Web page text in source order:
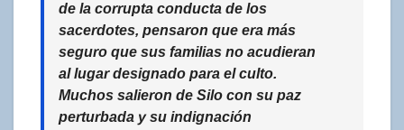
de la corrupta conducta de los
sacerdotes, pensaron que era más
seguro que sus familias no acudieran
al lugar designado para el culto.
Muchos salieron de Silo con su paz
perturbada y su indignación